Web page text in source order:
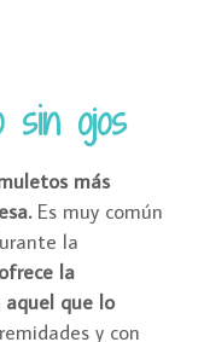
sin ojos
más
Es muy común
la
ofrece la
que lo
y con